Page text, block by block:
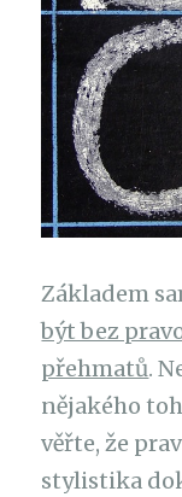
Základem
být bez
přehmatů.
nějakého
věřte, že
stylistika